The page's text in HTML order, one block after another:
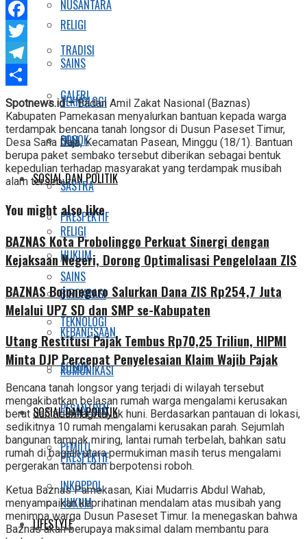
RELIGI
SAINS
TEKNOLOGI
SOSOK
SOSIAL DAN POLITIK
PRESPEKTIF
HUKUM
BIROKRASI
KEBANGSAAN
KOMUNIKASI
PESANTREN
PEMILU
INKOPPOL
LIFESTYLE
NUSANTARA
TRADISI
GALERI
FILM
SASTRA
RELIGI
SAINS
TEKNOLOGI
SOSOK
SOSIAL DAN POLITIK
PRESPEKTIF
HUKUM
WhatsApp
Facebook
Twitter
Telegram
Share
Spotnews.id –Badan Amil Zakat Nasional (Baznas)
Kabupaten Pamekasan menyalurkan bantuan kepada warga
terdampak bencana tanah longsor di Dusun Paseset Timur,
Desa Sana Daja, Kecamatan Pasean, Minggu (18/1). Bantuan
berupa paket sembako tersebut diberikan sebagai bentuk
kepedulian terhadap masyarakat yang terdampak musibah
alam tersebut.
You might also like
BAZNAS Kota Probolinggo Perkuat Sinergi dengan
Kejaksaan Negeri, Dorong Optimalisasi Pengelolaan ZIS
BAZNAS Bojonegoro Salurkan Dana ZIS Rp254,7 Juta
Melalui UPZ SD dan SMP se-Kabupaten
Utang Restitusi Pajak Tembus Rp70,25 Triliun, HIPMI
Minta DJP Percepat Penyelesaian Klaim Wajib Pajak
Bencana tanah longsor yang terjadi di wilayah tersebut
mengakibatkan belasan rumah warga mengalami kerusakan
berat dan tidak lagi layak huni. Berdasarkan pantauan di lokasi,
sedikitnya 10 rumah mengalami kerusakan parah. Sejumlah
bangunan tampak miring, lantai rumah terbelah, bahkan satu
rumah di bagian utara permukiman masih terus mengalami
pergerakan tanah dan berpotensi roboh.
Ketua Baznas Pamekasan, Kiai Mudarris Abdul Wahab,
menyampaikan keprihatinan mendalam atas musibah yang
menimpa warga Dusun Paseset Timur. Ia menegaskan bahwa
Baznas akan berupaya maksimal dalam membantu para